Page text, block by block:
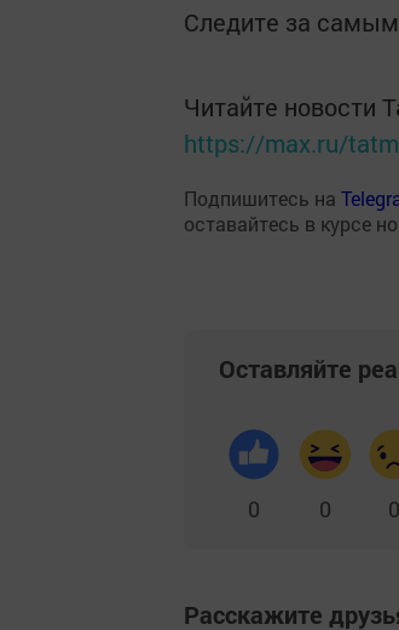
Следите за
Читайте новости
https://max.ru/
Подпишитесь на
оставайтесь в курсе
Оставляйте
0 0 0
Расскажите